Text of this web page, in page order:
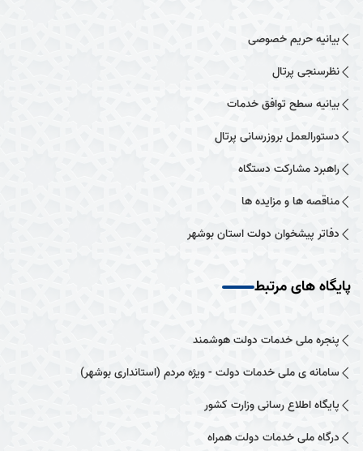
بیانیه حریم خصوصی
نظرسنجی پرتال
بیانیه سطح توافق خدمات
دستورالعمل بروزرسانی پرتال
راهبرد مشارکت دستگاه
مناقصه ها و مزایده ها
دفاتر پیشخوان دولت استان بوشهر
پایگاه های مرتبط
پنجره ملی خدمات دولت هوشمند
سامانه ی ملی خدمات دولت - ویژه مردم (استانداری بوشهر)
پایگاه اطلاع رسانی وزارت کشور
درگاه ملی خدمات دولت همراه